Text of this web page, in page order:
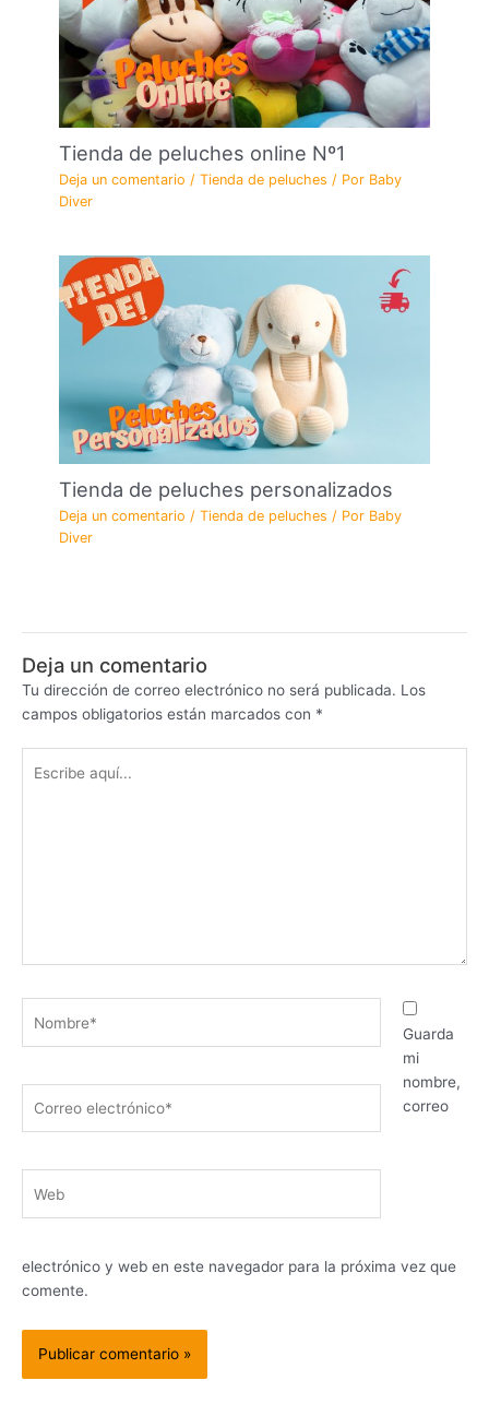
Tienda de peluches online Nº1
Deja un comentario /Tienda de peluches / Por Baby
Diver
Tienda de peluches personalizados
Deja un comentario /Tienda de peluches / Por Baby
Diver
Deja un comentario
Tu dirección de correo electrónico no será publicada. Los
campos obligatorios están marcados con *
aquí...
electrónico*
Guarda
mi
nombre,
correo
electrónico y web en este navegador para la próxima vez que
comente.